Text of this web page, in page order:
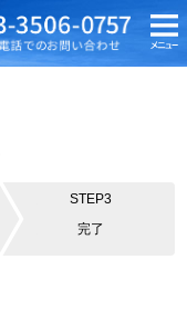
STEP3
完了